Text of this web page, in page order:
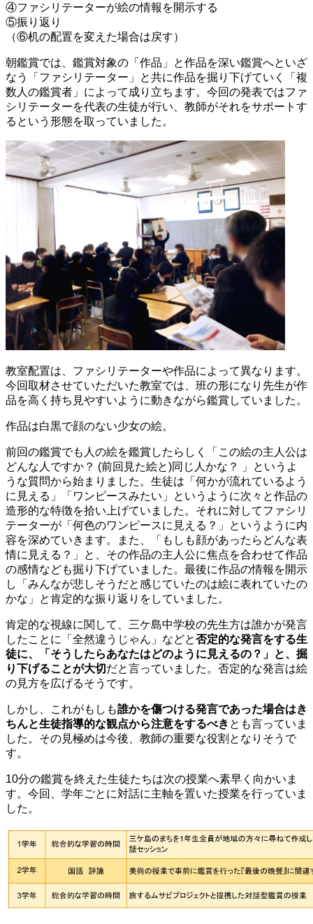
④ファシリテーターが絵の情報を開示する
⑤振り返り
（⑥机の配置を変えた場合は戻す）
朝鑑賞では、鑑賞対象の「作品」と作品を深い鑑賞へといざ
なう「ファシリテーター」と共に作品を掘り下げていく「複
数人の鑑賞者」によって成り立ちます。今回の発表ではファ
シリテーターを代表の生徒が行い、教師がそれをサポートす
るという形態を取っていました。
教室配置は、ファシリテーターや作品によって異なります。
今回取材させていただいた教室では、班の形になり先生が作
品を高く持ち見やすいように動きながら鑑賞していました。
作品は白黒で顔のない少女の絵。
前回の鑑賞でも人の絵を鑑賞したらしく「この絵の主人公は
どんな人ですか？ (前回見た絵と)同じ人かな？ 」というよ
うな質問から始まりました。生徒は「何かが流れているよう
に見える」「ワンピースみたい」というように次々と作品の
造形的な特徴を拾い上げていました。それに対してファシリ
テーターが「何色のワンピースに見える？」というように内
容を深めていきます。また、「もしも顔があったらどんな表
情に見える？」と、その作品の主人公に焦点を合わせて作品
の感情なども掘り下げていました。最後に作品の情報を開示
し「みんなが悲しそうだと感じていたのは絵に表れていたの
かな」と肯定的な振り返りをしていました。
肯定的な視線に関して、三ケ島中学校の先生方は誰かが発言
したことに「全然違うじゃん」などと否定的な発言をする生
徒に、「そうしたらあなたはどのように見えるの？」と、掘
り下げることが大切だと言っていました。否定的な発言は絵
の見方を広げるそうです。
しかし、これがもしも誰かを傷つける発言であった場合はき
ちんと生徒指導的な観点から注意をするべき とも言っていま
した。その見極めは今後、教師の重要な役割となりそうで
す。
10分の鑑賞を終えた生徒たちは次の授業へ素早く向かいま
す。今回、学年ごとに対話に主軸を置いた授業を行っていま
した。